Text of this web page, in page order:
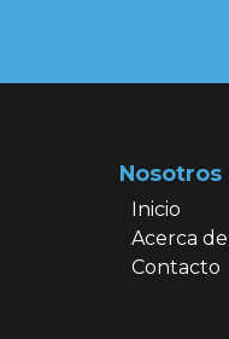
Nosotros
Inicio
Acerca de
Contacto